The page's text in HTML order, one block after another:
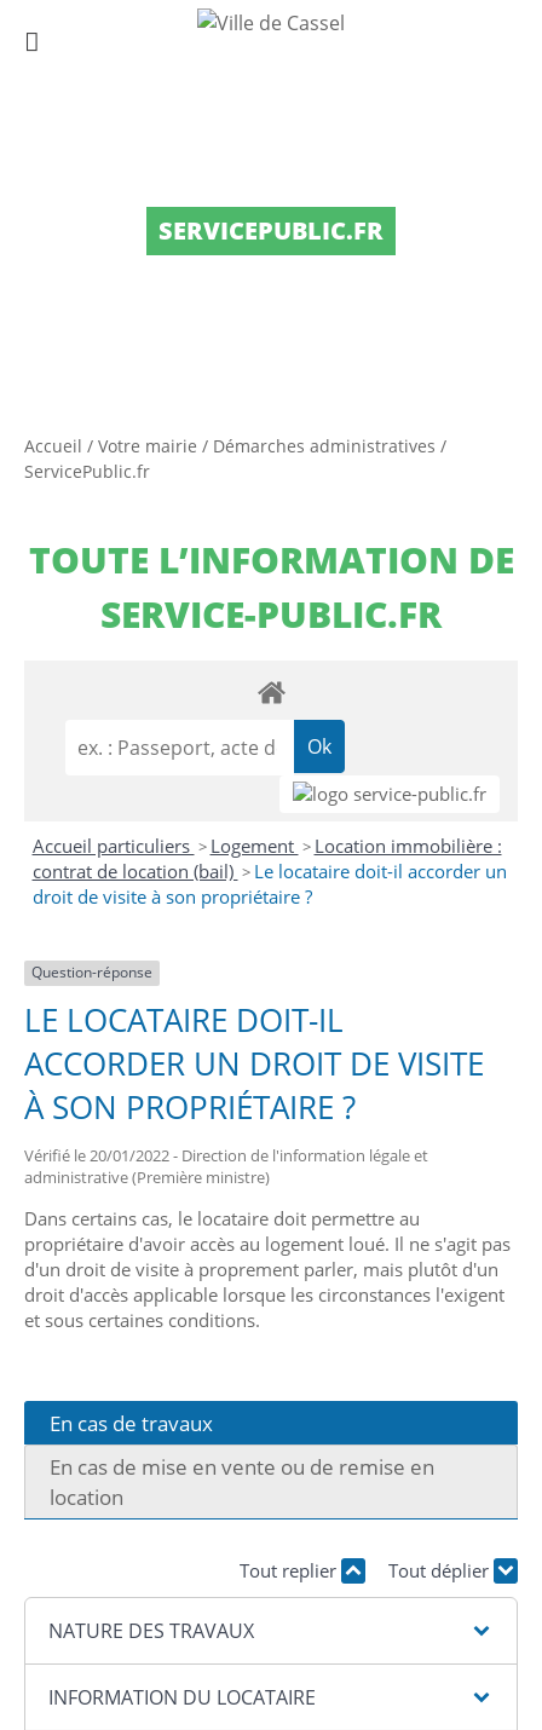
SERVICEPUBLIC.FR
Accueil / Votre mairie / Démarches administratives /
ServicePublic.fr
TOUTE L’INFORMATION DE
SERVICE-PUBLIC.FR
Accueil particuliers > Logement > Location immobilière :
contrat de location (bail) > Le locataire doit-il accorder un
droit de visite à son propriétaire ?
Question-réponse
LE LOCATAIRE DOIT-IL
ACCORDER UN DROIT DE VISITE
À SON PROPRIÉTAIRE ?
Vérifié le 20/01/2022 - Direction de l'information légale et
administrative (Première ministre)
Dans certains cas, le locataire doit permettre au
propriétaire d'avoir accès au logement loué. Il ne s'agit pas
d'un droit de visite à proprement parler, mais plutôt d'un
droit d'accès applicable lorsque les circonstances l'exigent
et sous certaines conditions.
En cas de travaux
En cas de mise en vente ou de remise en
location
Tout replier Tout déplier
NATURE DES TRAVAUX
INFORMATION DU LOCATAIRE